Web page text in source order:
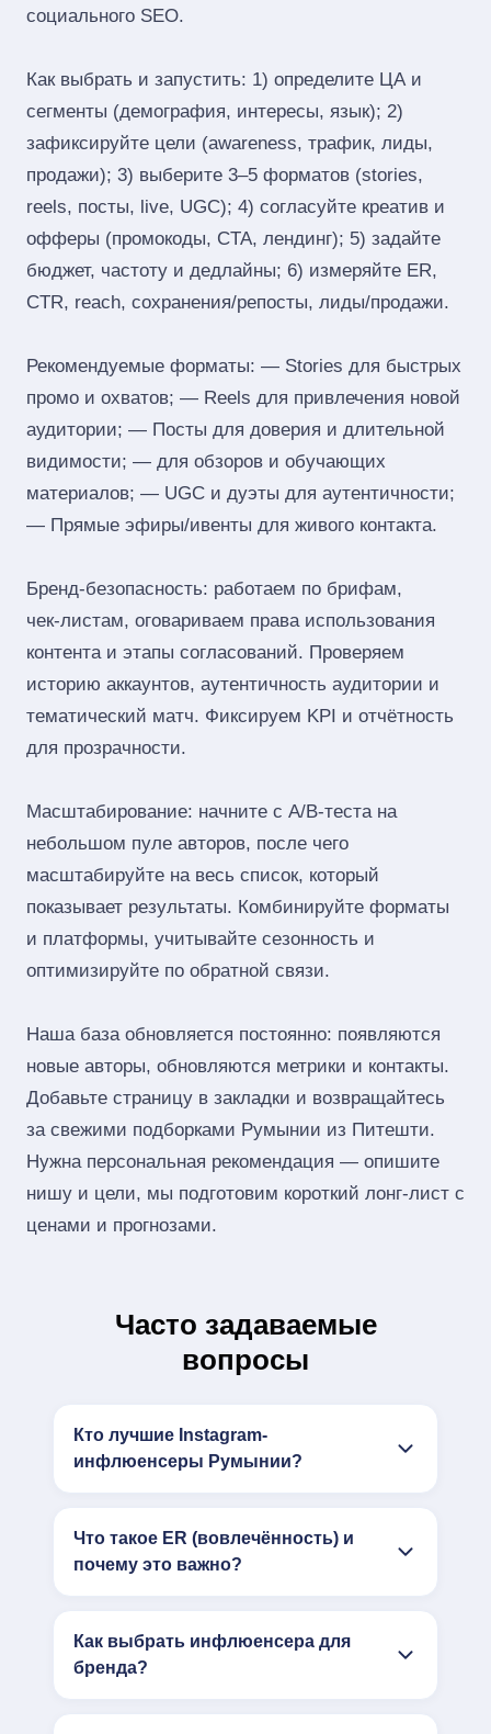
социального SEO.
Как выбрать и запустить: 1) определите ЦА и
сегменты (демография, интересы, язык); 2)
зафиксируйте цели (awareness, трафик, лиды,
продажи); 3) выберите 3–5 форматов (stories,
reels, посты, live, UGC); 4) согласуйте креатив и
офферы (промокоды, CTA, лендинг); 5) задайте
бюджет, частоту и дедлайны; 6) измеряйте ER,
CTR, reach, сохранения/репосты, лиды/продажи.
Рекомендуемые форматы: — Stories для быстрых
промо и охватов; — Reels для привлечения новой
аудитории; — Посты для доверия и длительной
видимости; — для обзоров и обучающих
материалов; — UGC и дуэты для аутентичности;
— Прямые эфиры/ивенты для живого контакта.
Бренд‑безопасность: работаем по брифам,
чек‑листам, оговариваем права использования
контента и этапы согласований. Проверяем
историю аккаунтов, аутентичность аудитории и
тематический матч. Фиксируем KPI и отчётность
для прозрачности.
Масштабирование: начните с A/B‑теста на
небольшом пуле авторов, после чего
масштабируйте на весь список, который
показывает результаты. Комбинируйте форматы
и платформы, учитывайте сезонность и
оптимизируйте по обратной связи.
Наша база обновляется постоянно: появляются
новые авторы, обновляются метрики и контакты.
Добавьте страницу в закладки и возвращайтесь
за свежими подборками Румынии из Питешти.
Нужна персональная рекомендация — опишите
нишу и цели, мы подготовим короткий лонг‑лист с
ценами и прогнозами.
Часто задаваемые
вопросы
Кто лучшие Instagram-
инфлюенсеры Румынии?
Что такое ER (вовлечённость) и
почему это важно?
Как выбрать инфлюенсера для
бренда?